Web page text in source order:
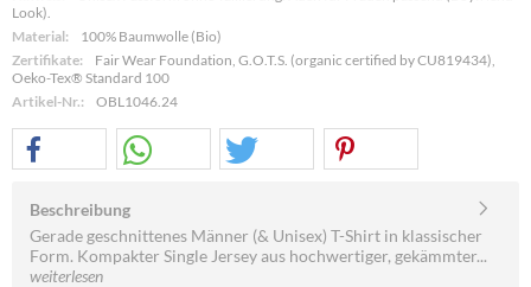
Look).
Material:
100% Baumwolle (Bio)
Zertifikate:
Fair Wear Foundation, G.O.T.S. (organic certified by CU819434),
Oeko-Tex® Standard 100
Artikel-Nr.:
OBL1046.24
Beschreibung
Gerade geschnittenes Männer (& Unisex) T-Shirt in klassischer
Form. Kompakter Single Jersey aus hochwertiger, gekämmter...
weiterlesen